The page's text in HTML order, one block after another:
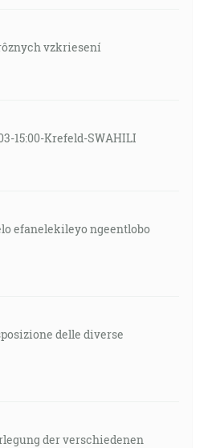
vzkriesení
15:00-Krefeld-SWAHILI
efanelekileyo ngeentlobo
delle diverse
der verschiedenen